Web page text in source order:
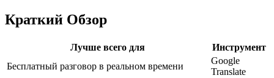
Краткий Обзор
Лучше всего для
Инструмент
Бесплатный разговор в реальном времени
Google
Translate